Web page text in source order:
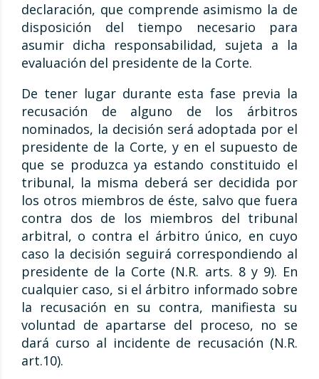
declaración, que comprende asimismo la de
disposición del tiempo necesario para
asumir dicha responsabilidad, sujeta a la
evaluación del presidente de la Corte.
De tener lugar durante esta fase previa la
recusación de alguno de los árbitros
nominados, la decisión será adoptada por el
presidente de la Corte, y en el supuesto de
que se produzca ya estando constituido el
tribunal, la misma deberá ser decidida por
los otros miembros de éste, salvo que fuera
contra dos de los miembros del tribunal
arbitral, o contra el árbitro único, en cuyo
caso la decisión seguirá correspondiendo al
presidente de la Corte (N.R. arts. 8 y 9). En
cualquier caso, si el árbitro informado sobre
la recusación en su contra, manifiesta su
voluntad de apartarse del proceso, no se
dará curso al incidente de recusación (N.R.
art.10).